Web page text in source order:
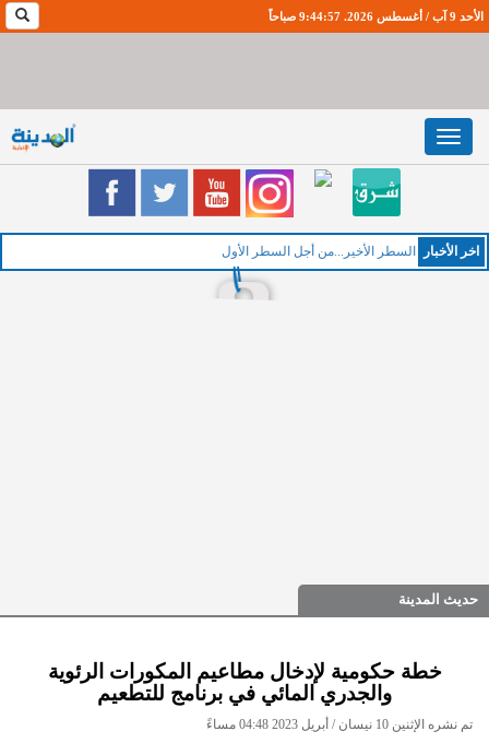
الأحد 9 آب / أغسطس 2026. 9:44:58 صباحاً
Toggle
navigation
اخر اﻷخبار السطر الأخير...من أجل السطر الأول
حديث المدينة
خطة حكومية لإدخال مطاعيم المكورات الرئوية
والجدري المائي في برنامج للتطعيم
تم نشره الإثنين 10 نيسان / أبريل 2023 04:48 مساءً